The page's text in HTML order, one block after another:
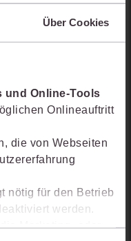
Über Cookies
und Online-Tools
Onlineauftritt
die von Webseiten
nötig für den Betrieb
werden.
Marketing- oder
welche
werden.